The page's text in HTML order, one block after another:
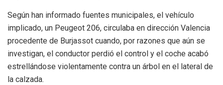
Según han informado fuentes municipales, el vehículo
implicado, un Peugeot 206, circulaba en dirección Valencia
procedente de Burjassot cuando, por razones que aún se
investigan, el conductor perdió el control y el coche acabó
estrellándose violentamente contra un árbol en el lateral de
la calzada.